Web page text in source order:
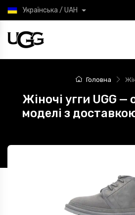
Українська / UAH
Головна
Жіночі угги UGG —
моделі з